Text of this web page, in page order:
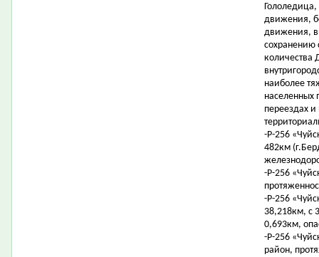
движения,
движения, в
сохранению
количества
наиболее
населенных
переездах
-Р-256
482км
-Р-256
-Р-256
38,218км, с
0,693км,
-Р-256
район,